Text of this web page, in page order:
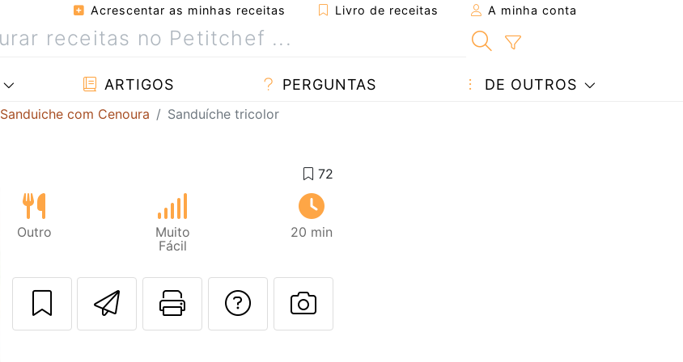
Acrescentar as minhas receitas Livro de receitas A minha conta
ARTIGOS PERGUNTAS DE OUTROS
Sanduiche com Cenoura Sanduíche tricolor
Outro
Muito
Fácil
20 min
Enviar esta receita a um amigo
Imprima esta página
Falar com o autor da receita
Fez esta receita? Compartilhe